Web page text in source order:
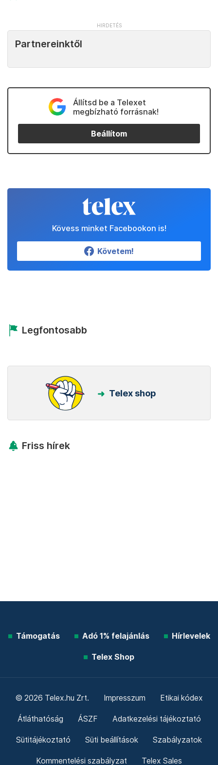
Partnereinktől
Állítsd be a Telexet
megbízható forrásnak!
Beállítom
Kövess minket Facebookon is!
Követem!
Legfontosabb
Telex shop
Friss hírek
Támogatás Adó 1% felajánlás Hírlevelek
Telex Shop
© 2026 Telex.hu Zrt. Impresszum Etikai kódex
Átláthatóság ÁSZF Adatkezelési tájékoztató
Sütitájékoztató Süti beállítások Szabályzatok
Kommentelési szabályzat Telex Sales